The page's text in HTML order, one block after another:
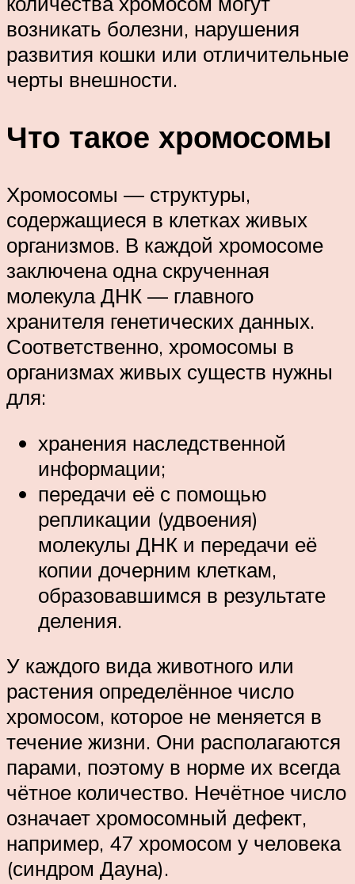
возникать болезни, нарушения
развития кошки или отличительные
черты внешности.
Что такое хромосомы
Хромосомы — структуры,
содержащиеся в клетках живых
организмов. В каждой хромосоме
заключена одна скрученная
молекула ДНК — главного
хранителя генетических данных.
Соответственно, хромосомы в
организмах живых существ нужны
для:
хранения наследственной
информации;
передачи её с помощью
репликации (удвоения)
молекулы ДНК и передачи её
копии дочерним клеткам,
образовавшимся в результате
деления.
У каждого вида животного или
растения определённое число
хромосом, которое не меняется в
течение жизни. Они располагаются
парами, поэтому в норме их всегда
чётное количество. Нечётное число
означает хромосомный дефект,
например, 47 хромосом у человека
(синдром Дауна).